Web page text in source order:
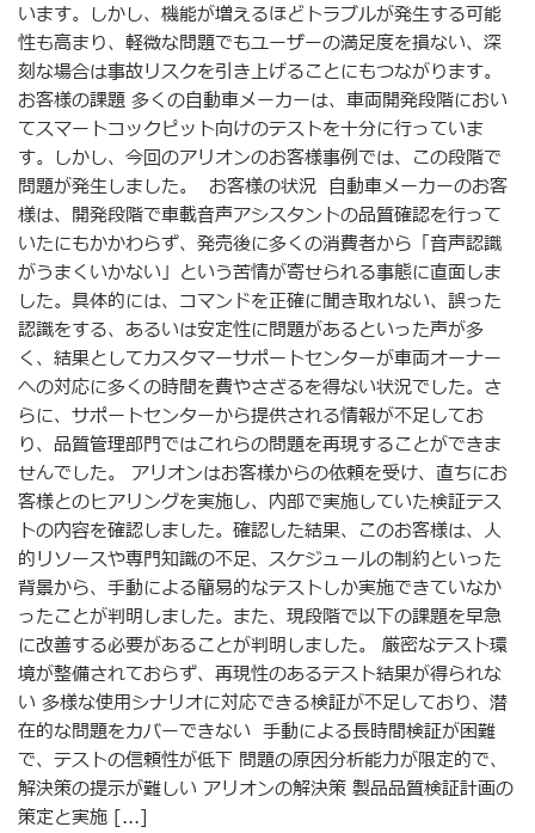
います。しかし、機能が増えるほどトラブルが発生する可能
性も高まり、軽微な問題でもユーザーの満足度を損ない、深
刻な場合は事故リスクを引き上げることにもつながります。
お客様の課題 多くの自動車メーカーは、車両開発段階におい
てスマートコックピット向けのテストを十分に行っていま
す。しかし、今回のアリオンのお客様事例では、この段階で
問題が発生しました。 お客様の状況 自動車メーカーのお客
様は、開発段階で車載音声アシスタントの品質確認を行って
いたにもかかわらず、発売後に多くの消費者から「音声認識
がうまくいかない」という苦情が寄せられる事態に直面しま
した。具体的には、コマンドを正確に聞き取れない、誤った
認識をする、あるいは安定性に問題があるといった声が多
く、結果としてカスタマーサポートセンターが車両オーナー
への対応に多くの時間を費やさざるを得ない状況でした。さ
らに、サポートセンターから提供される情報が不足してお
り、品質管理部門ではこれらの問題を再現することができま
せんでした。 アリオンはお客様からの依頼を受け、直ちにお
客様とのヒアリングを実施し、内部で実施していた検証テス
トの内容を確認しました。確認した結果、このお客様は、人
的リソースや専門知識の不足、スケジュールの制約といった
背景から、手動による簡易的なテストしか実施できていなか
ったことが判明しました。また、現段階で以下の課題を早急
に改善する必要があることが判明しました。 厳密なテスト環
境が整備されておらず、再現性のあるテスト結果が得られな
い 多様な使用シナリオに対応できる検証が不足しており、潜
在的な問題をカバーできない 手動による長時間検証が困難
で、テストの信頼性が低下 問題の原因分析能力が限定的で、
解決策の提示が難しい アリオンの解決策 製品品質検証計画の
策定と実施 [...]